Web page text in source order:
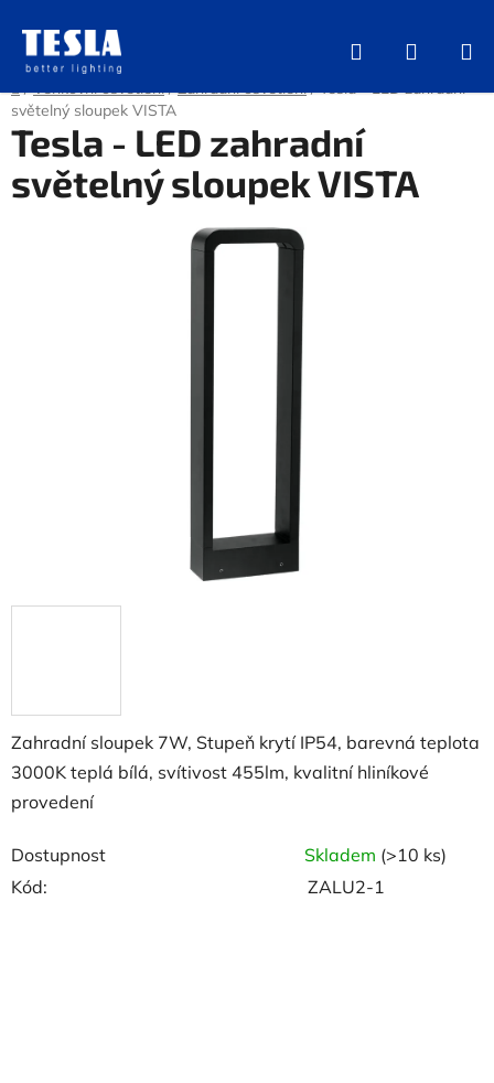
obsah
Hledat
KOŠÍK
/ Venkovní osvětlení / Zahradní osvětlení / Tesla - LED zahradní
světelný sloupek VISTA
Zahradní sloupek 7W, Stupeň krytí IP54, barevná teplota
3000K teplá bílá, svítivost 455lm, kvalitní hliníkové
provedení
Dostupnost Skladem (>10 ks)
Kód:
ZALU2-1
Tesla - LED zahradní
světelný sloupek VISTA